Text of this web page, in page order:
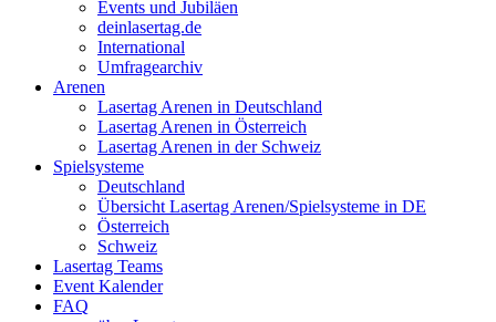
Events und Jubiläen
deinlasertag.de
International
Umfragearchiv
Arenen
Lasertag Arenen in Deutschland
Lasertag Arenen in Österreich
Lasertag Arenen in der Schweiz
Spielsysteme
Deutschland
Übersicht Lasertag Arenen/Spielsysteme in DE
Österreich
Schweiz
Lasertag Teams
Event Kalender
FAQ